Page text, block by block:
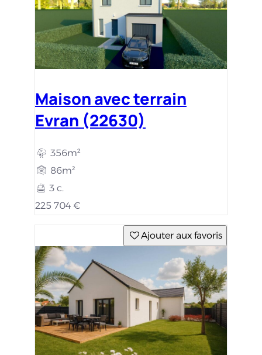
Maison avec terrain
Evran (22630)
356m²
86m²
3 c.
225 704 €
Ajouter aux favoris